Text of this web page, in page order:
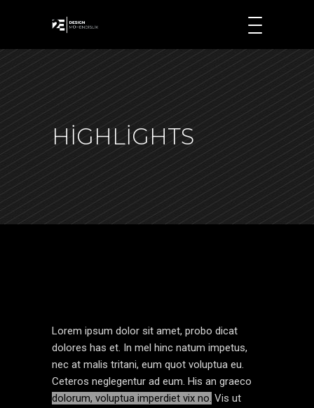
HIGHLIGHTS
Lorem ipsum dolor sit amet, probo dicat
dolores has et. In mel hinc natum impetus,
nec at malis tritani, eum quot voluptua eu.
Ceteros neglegentur ad eum. His an graeco
dolorum, voluptua imperdiet vix no. Vis ut